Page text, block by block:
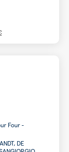
Four -
DE